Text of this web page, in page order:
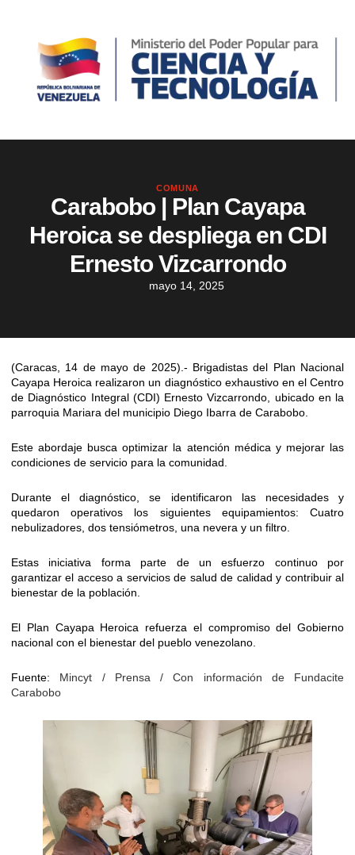
COMUNA
Carabobo | Plan Cayapa
Heroica se despliega en CDI
Ernesto Vizcarrondo
mayo 14, 2025
(Caracas, 14 de mayo de 2025).- Brigadistas del Plan Nacional
Cayapa Heroica realizaron un diagnóstico exhaustivo en el Centro
de Diagnóstico Integral (CDI) Ernesto Vizcarrondo, ubicado en la
parroquia Mariara del municipio Diego Ibarra de Carabobo.
Este abordaje busca optimizar la atención médica y mejorar las
condiciones de servicio para la comunidad.
Durante el diagnóstico, se identificaron las necesidades y
quedaron operativos los siguientes equipamientos: Cuatro
nebulizadores, dos tensiómetros, una nevera y un filtro.
Estas iniciativa forma parte de un esfuerzo continuo por
garantizar el acceso a servicios de salud de calidad y contribuir al
bienestar de la población.
El Plan Cayapa Heroica refuerza el compromiso del Gobierno
nacional con el bienestar del pueblo venezolano.
Fuente: Mincyt / Prensa / Con información de Fundacite
Carabobo